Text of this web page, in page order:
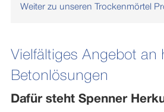
Weiter zu unseren Trockenmörtel
Vielfältiges Angebot an
Betonlösungen
Dafür steht Spenner